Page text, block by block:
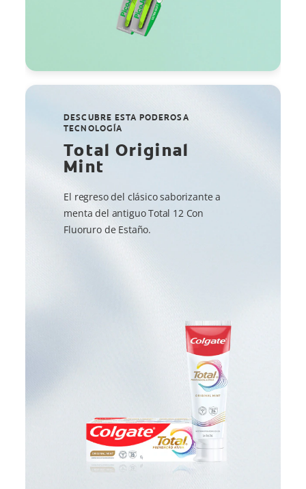
DESCUBRE ESTA PODEROSA
TECNOLOGÍA
Total Original
Mint
El regreso del clásico saborizante a
menta del antiguo Total 12 Con
Fluoruro de Estaño.